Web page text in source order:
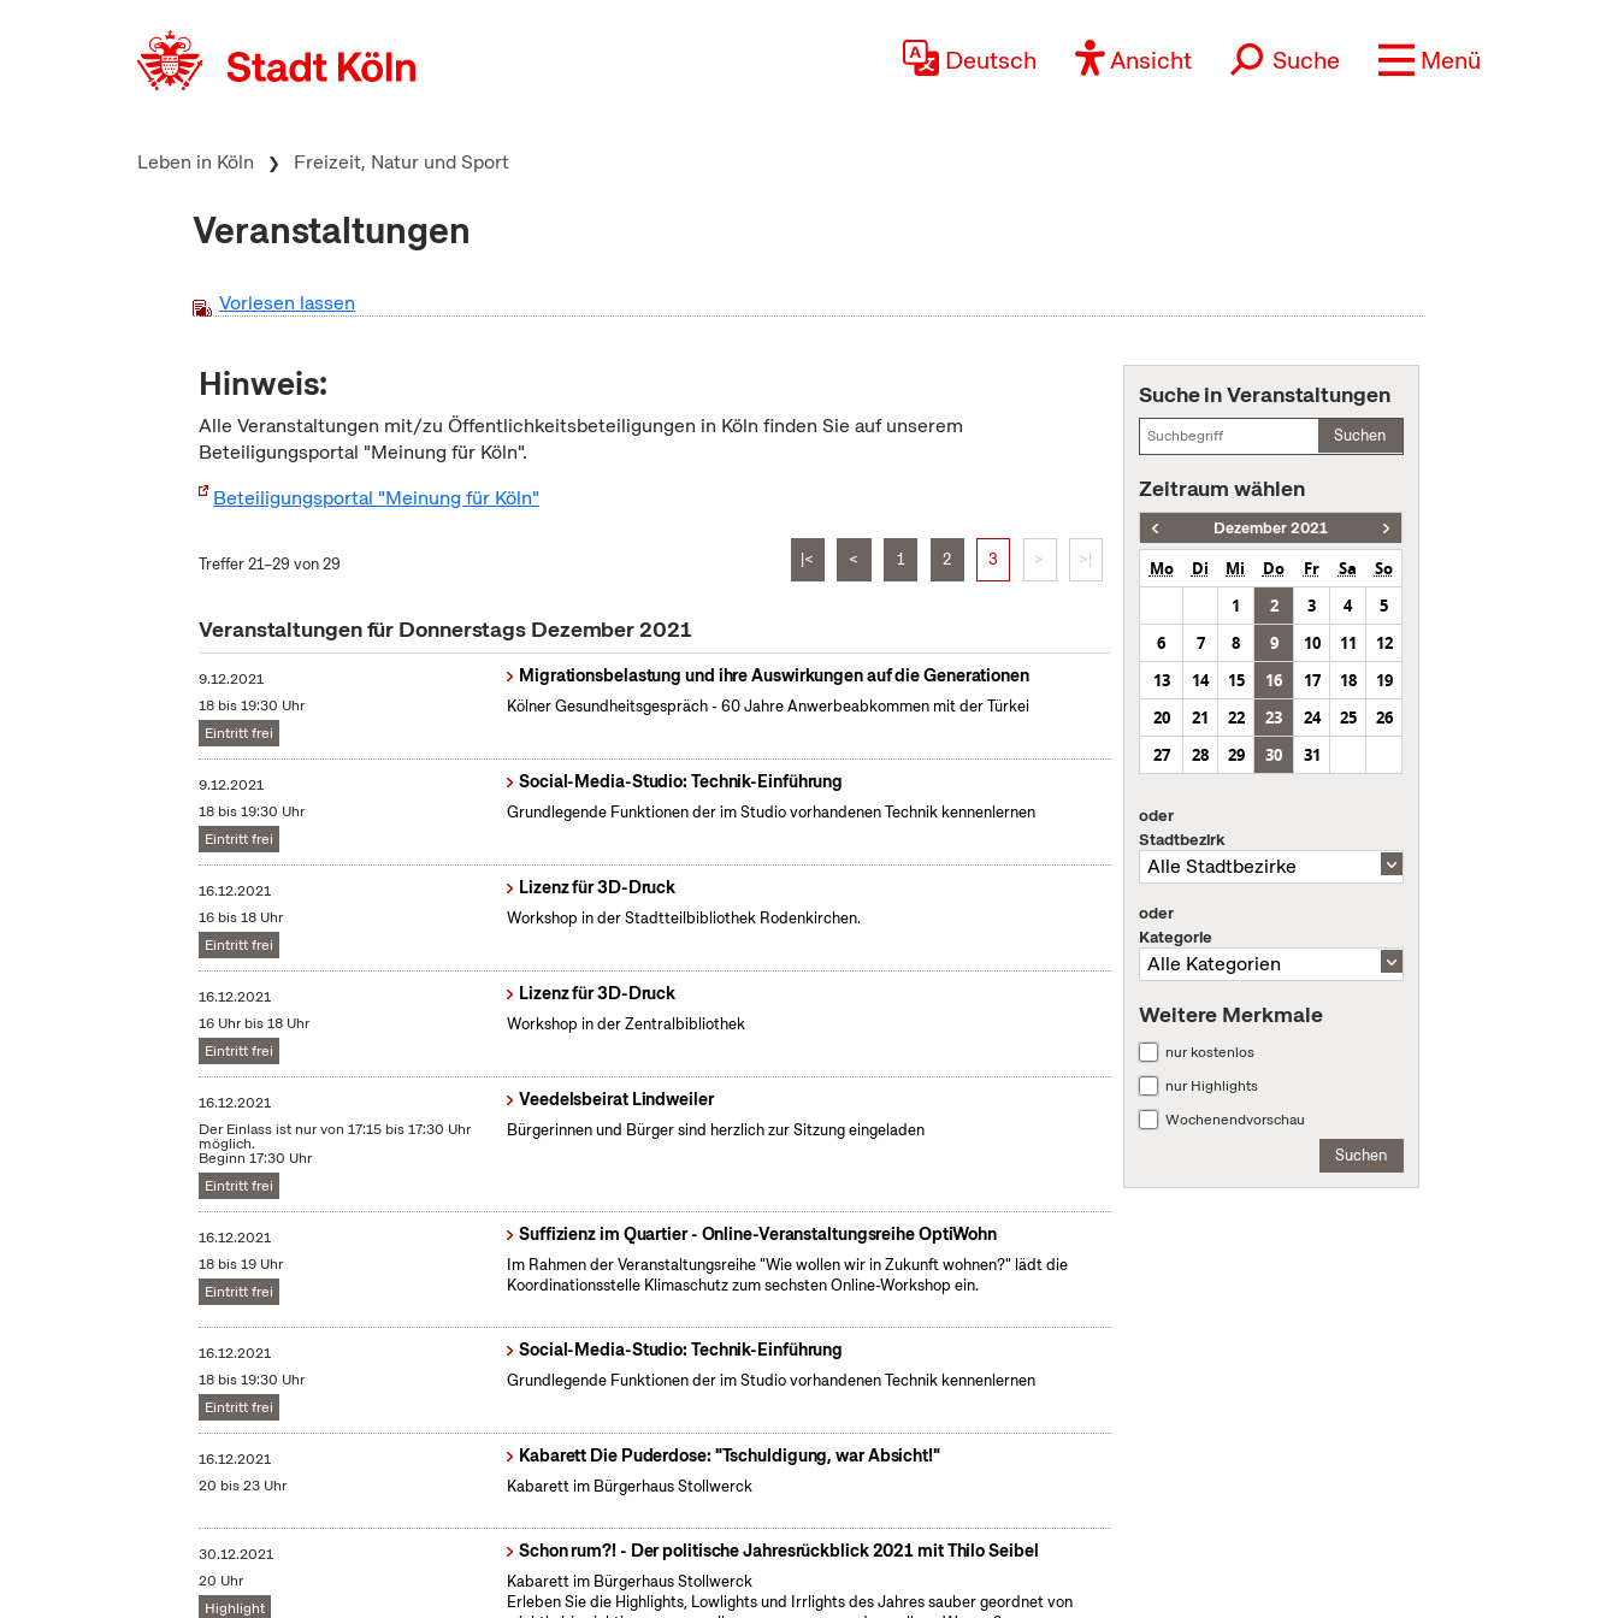
Deutsch Ansicht Suche Menü
Leben in Köln Freizeit, Natur und Sport
Veranstaltungen
Vorlesen lassen
Hinweis:
Alle Veranstaltungen mit/zu Öffentlichkeitsbeteiligungen in Köln finden Sie auf unserem
Beteiligungsportal "Meinung für Köln".
Beteiligungsportal "Meinung für Köln"
Treffer 21–29 von 29 |< < 1 2 3 > >|
Veranstaltungen für Donnerstags Dezember 2021
9.12.2021
18 bis 19:30 Uhr
Eintritt frei
Migrationsbelastung und ihre Auswirkungen auf die Generationen
Kölner Gesundheitsgespräch - 60 Jahre Anwerbeabkommen mit der Türkei
9.12.2021
18 bis 19:30 Uhr
Eintritt frei
Social-Media-Studio: Technik-Einführung
Grundlegende Funktionen der im Studio vorhandenen Technik kennenlernen
16.12.2021
16 bis 18 Uhr
Eintritt frei
Lizenz für 3D-Druck
Workshop in der Stadtteilbibliothek Rodenkirchen.
16.12.2021
16 Uhr bis 18 Uhr
Eintritt frei
Lizenz für 3D-Druck
Workshop in der Zentralbibliothek
16.12.2021
Der Einlass ist nur von 17:15 bis 17:30 Uhr
möglich.
Beginn 17:30 Uhr
Eintritt frei
Veedelsbeirat Lindweiler
Bürgerinnen und Bürger sind herzlich zur Sitzung eingeladen
16.12.2021
18 bis 19 Uhr
Eintritt frei
Suffizienz im Quartier - Online-Veranstaltungsreihe OptiWohn
Im Rahmen der Veranstaltungsreihe "Wie wollen wir in Zukunft wohnen?" lädt die
Koordinationsstelle Klimaschutz zum sechsten Online-Workshop ein.
16.12.2021
18 bis 19:30 Uhr
Eintritt frei
Social-Media-Studio: Technik-Einführung
Grundlegende Funktionen der im Studio vorhandenen Technik kennenlernen
16.12.2021
20 bis 23 Uhr
Kabarett Die Puderdose: "Tschuldigung, war Absicht!"
Kabarett im Bürgerhaus Stollwerck
30.12.2021
20 Uhr
Highlight
Schon rum?! - Der politische Jahresrückblick 2021 mit Thilo Seibel
Kabarett im Bürgerhaus Stollwerck
Erleben Sie die Highlights, Lowlights und Irrlights des Jahres sauber geordnet von
Suche in Veranstaltungen
Suchen
Zeitraum wählen
Dezember 2021
Mo Di Mi Do Fr Sa
So
1
2 3 4
5
6
7 8 9 10 11
12
13
14 15 16 17 18
19
20
21 22 23 24 25
26
27
28 29 30 31
oder
Stadtbezirk
oder
Kategorie
Weitere Merkmale
nur kostenlos
nur Highlights
Wochenendvorschau
Suchen